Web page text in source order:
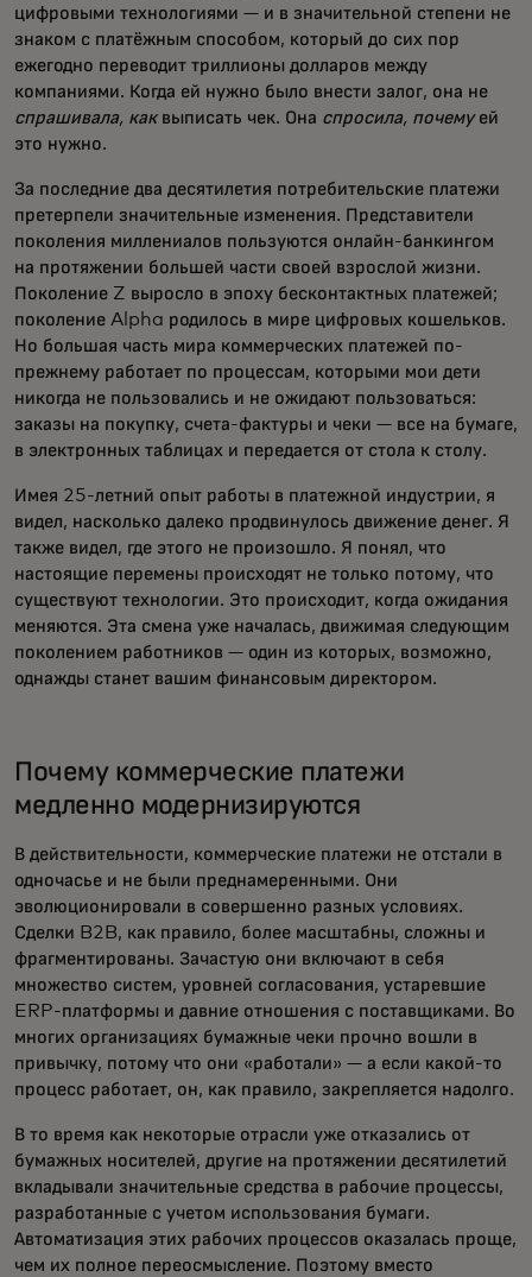
цифровыми технологиями — и в значительной степени не
знаком с платёжным способом, который до сих пор
ежегодно переводит триллионы долларов между
компаниями. Когда ей нужно было внести залог, она не
спрашивала, каквыписать чек. Она спросила, почемуей
это нужно.
За последние два десятилетия потребительские платежи
претерпели значительные изменения. Представители
поколения миллениалов пользуются онлайн-банкингом
на протяжении большей части своей взрослой жизни.
Поколение Z выросло в эпоху бесконтактных платежей;
поколение Alpha родилось в мире цифровых кошельков.
Но большая часть мира коммерческих платежей по-
прежнему работает по процессам, которыми мои дети
никогда не пользовались и не ожидают пользоваться:
заказы на покупку, счета-фактуры и чеки — все на бумаге,
в электронных таблицах и передается от стола к столу.
Имея 25-летний опыт работы в платежной индустрии, я
видел, насколько далеко продвинулось движение денег. Я
также видел, где этого не произошло. Я понял, что
настоящие перемены происходят не только потому, что
существуют технологии. Это происходит, когда ожидания
меняются. Эта смена уже началась, движимая следующим
поколением работников — один из которых, возможно,
однажды станет вашим финансовым директором.
Почему коммерческие платежи
медленно модернизируются
В действительности, коммерческие платежи не отстали в
одночасье и не были преднамеренными. Они
эволюционировали в совершенно разных условиях.
Сделки B2B, как правило, более масштабны, сложны и
фрагментированы. Зачастую они включают в себя
множество систем, уровней согласования, устаревшие
ERP-платформы и давние отношения с поставщиками. Во
многих организациях бумажные чеки прочно вошли в
привычку, потому что они «работали» — а если какой-то
процесс работает, он, как правило, закрепляется надолго.
В то время как некоторые отрасли уже отказались от
бумажных носителей, другие на протяжении десятилетий
вкладывали значительные средства в рабочие процессы,
разработанные с учетом использования бумаги.
Автоматизация этих рабочих процессов оказалась проще,
чем их полное переосмысление. Поэтому вместо